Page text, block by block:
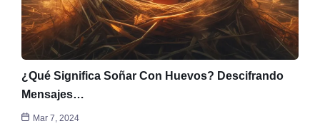
¿Qué Significa Soñar Con Huevos? Descifrando
Mensajes…
Mar 7, 2024